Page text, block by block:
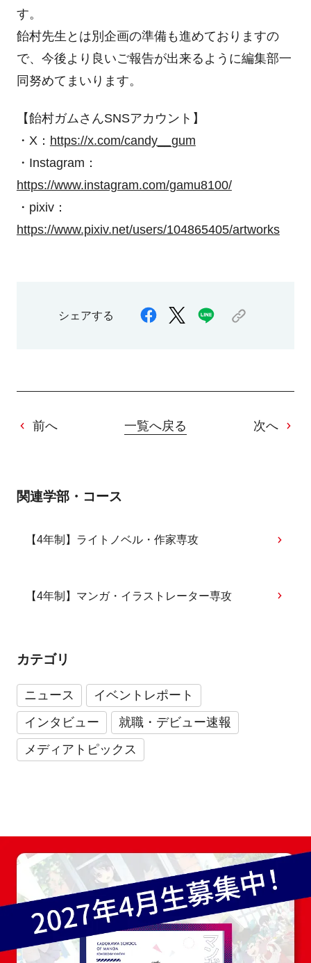
す。
飴村先生とは別企画の準備も進めておりますの
で、今後より良いご報告が出来るように編集部一
同努めてまいります。
【飴村ガムさんSNSアカウント】
・X： https://x.com/candy__gum
・Instagram：
https://www.instagram.com/gamu8100/
・pixiv：
https://www.pixiv.net/users/104865405/artworks
シェアする
前へ 一覧へ戻る 次へ
関連学部・コース
【4年制】ライトノベル・作家専攻
【4年制】マンガ・イラストレーター専攻
カテゴリ
ニュース
イベントレポート
インタビュー
就職・デビュー速報
メディアトピックス